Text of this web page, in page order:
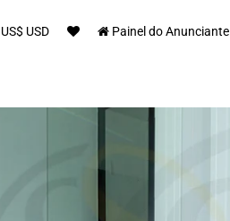
US$ USD Painel do Anunciante